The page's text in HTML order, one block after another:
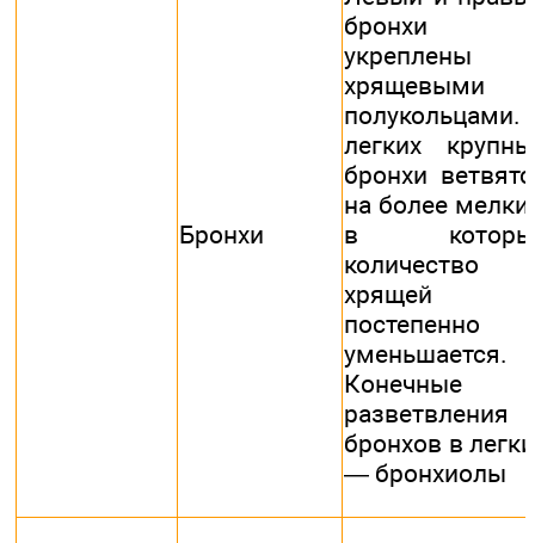
Бронхи
бронхи
укреплены
хрящевыми
полукольцами.
легких
бронхи
на более
в
количество
хрящей
постепенно
уменьшается.
Конечные
разветвления
бронхов в
— бронхиолы